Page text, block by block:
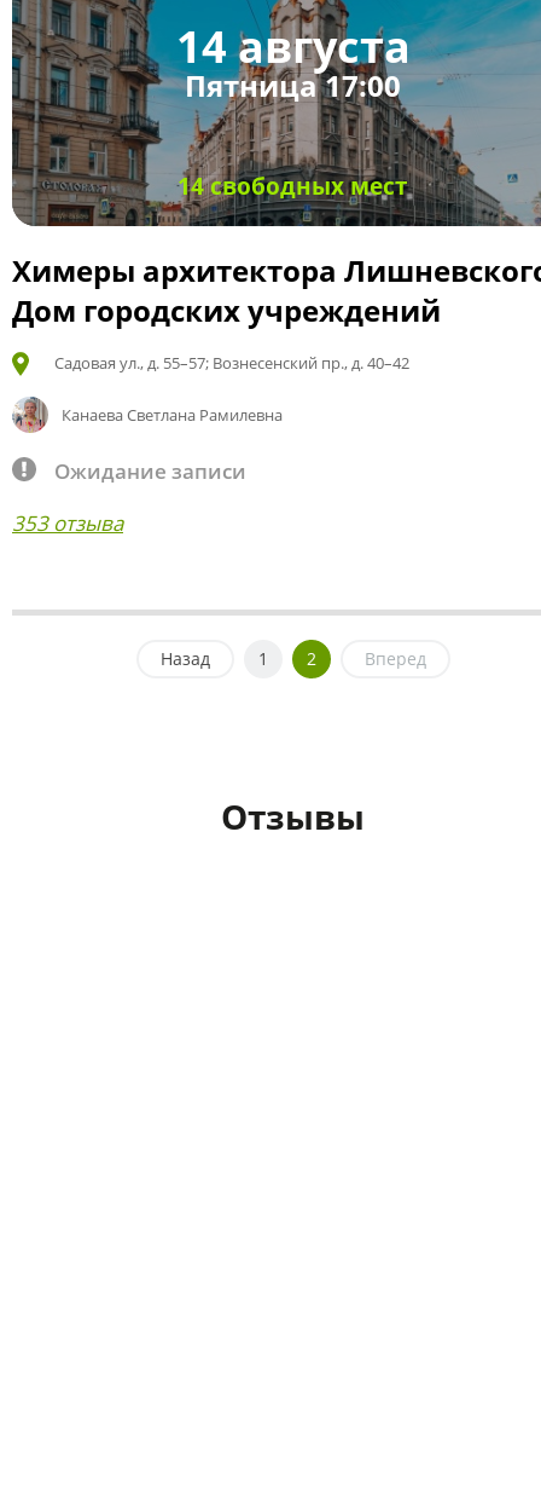
14 августа
Пятница 17:00
14 свободных мест
Химеры архитектора
Дом городских учреждений
Садовая ул., д. 55–57; Вознесенский пр., д. 40–42
Канаева Светлана Рамилевна
Ожидание записи
353 отзыва
Назад 1 2 Вперед
Отзывы